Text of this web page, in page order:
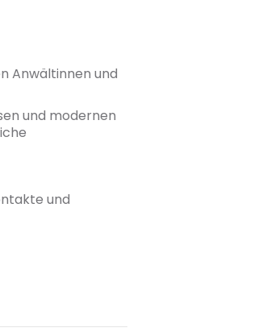
Anwältinnen und
und modernen
und